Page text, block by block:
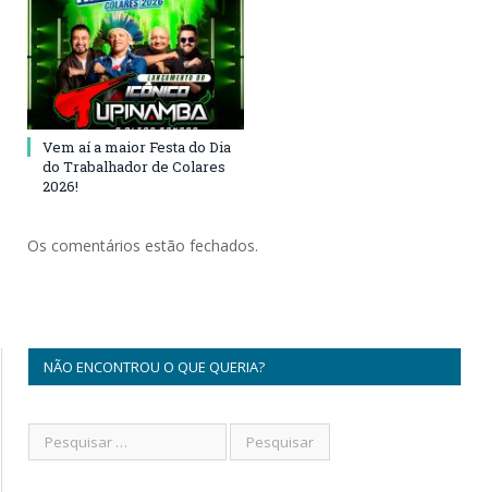
Vem aí a maior Festa do Dia
do Trabalhador de Colares
2026!
Os comentários estão fechados.
NÃO ENCONTROU O QUE QUERIA?